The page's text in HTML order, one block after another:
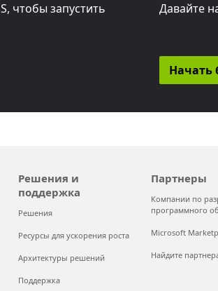
чтобы запустить
Давайте
Начать
Решения и
поддержка
Решения
Ресурсы для ускорения роста
Архитектуры решений
Поддержка
Партнеры
Компании по
программного
Microsoft
Найдите